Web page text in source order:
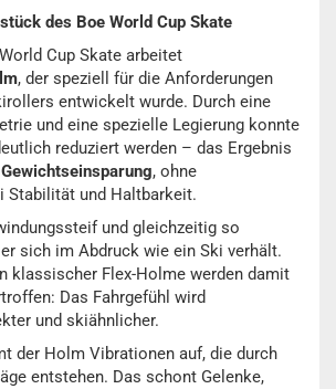
des Boe World Cup Skate
Cup Skate arbeitet
, der speziell für die Anforderungen
entwickelt wurde. Durch eine
und eine spezielle Legierung konnte
reduziert werden – das Ergebnis
Gewichtseinsparung, ohne
Stabilität und Haltbarkeit.
und gleichzeitig so
sich im Abdruck wie ein Ski verhält.
klassischer Flex-Holme werden damit
Das Fahrgefühl wird
und skiähnlicher.
der Holm Vibrationen auf, die durch
entstehen. Das schont Gelenke,